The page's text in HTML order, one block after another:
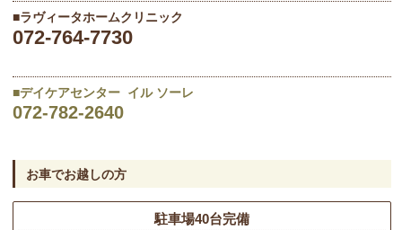
■ラヴィータホームクリニック
072-764-7730
■デイケアセンター イル ソーレ
072-782-2640
お車でお越しの方
駐車場40台完備